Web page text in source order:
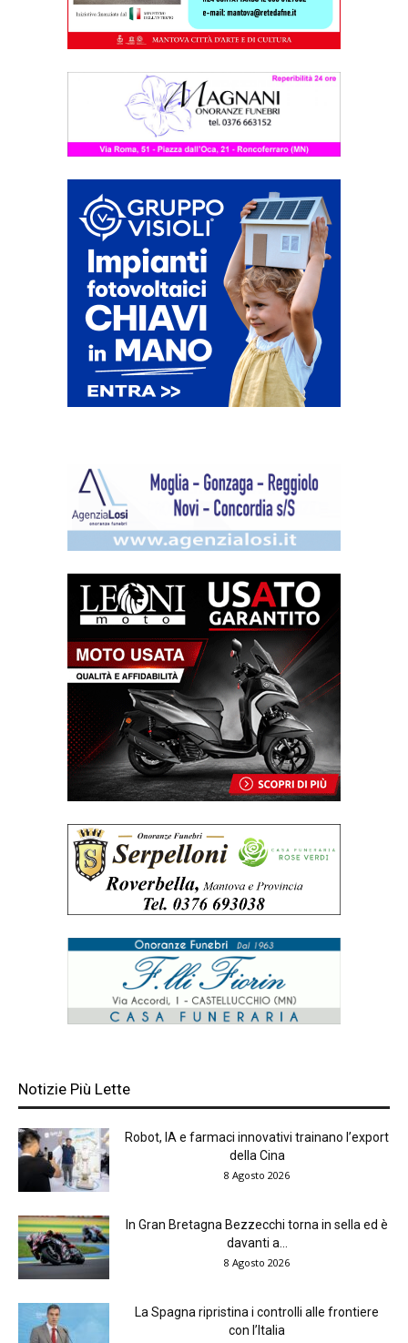
Notizie Più Lette
Robot, IA e farmaci innovativi trainano l’export
della Cina
8 Agosto 2026
In Gran Bretagna Bezzecchi torna in sella ed è
davanti a...
8 Agosto 2026
La Spagna ripristina i controlli alle frontiere
con l’Italia